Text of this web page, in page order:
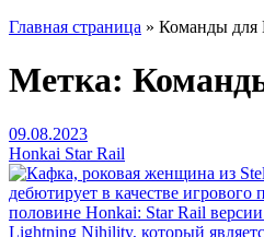
Главная страница » Команды для
Метка:
09.08.2023
Honkai Star Rail